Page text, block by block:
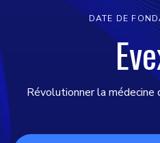
DATE DE
Révolutionner la